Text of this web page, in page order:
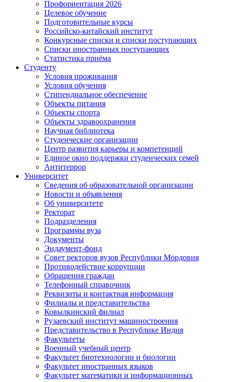
Профориентация 2026
Целевое обучение
Подготовительные курсы
Российско-китайский институт
Конкурсные списки и списки поступающих
Списки иностранных поступающих
Статистика приёма
Студенту
Условия проживания
Условия обучения
Стипендиальное обеспечение
Объекты питания
Объекты спорта
Объекты здравоохранения
Научная библиотека
Студенческие организации
Центр развития карьеры и компетенций
Единое окно поддержки студенческих семей
Антитеррор
Университет
Сведения об образовательной организации
Новости и объявления
Об университете
Ректорат
Подразделения
Программы вуза
Документы
Эндаумент-фонд
Совет ректоров вузов Республики Мордовия
Противодействие коррупции
Обращения граждан
Телефонный справочник
Реквизиты и контактная информация
Филиалы и представительства
Ковылкинский филиал
Рузаевский институт машиностроения
Представительство в Республике Индия
Факультеты
Военный учебный центр
Факультет биотехнологии и биологии
Факультет иностранных языков
Факультет математики и информационных